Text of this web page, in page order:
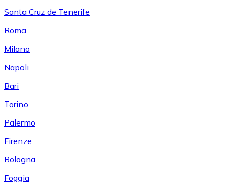
Santa Cruz de Tenerife
Roma
Milano
Napoli
Bari
Torino
Palermo
Firenze
Bologna
Foggia